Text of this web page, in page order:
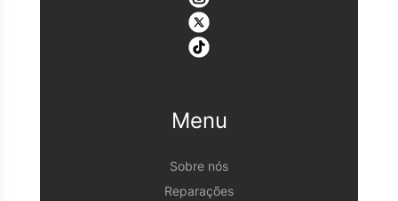
Menu
Sobre nós
Reparações